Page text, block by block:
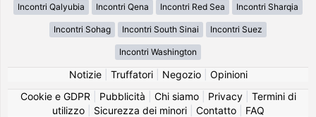
Incontri Qalyubia Incontri Qena Incontri Red Sea Incontri Sharqia
Incontri Sohag Incontri South Sinai Incontri Suez
Incontri Washington
Notizie| Truffatori| Negozio| Opinioni
Cookie e GDPR
Pubblicità Chi siamo| Privacy| Termini di
utilizzo| Sicurezza dei minori| Contatto| FAQ